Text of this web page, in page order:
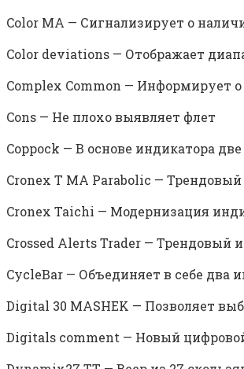
Color MA — Сигнализирует о
Color deviations — Отображает
Complex Common — Информирует
Cons — Не плохо выявляет флет
Coppock — В основе индикатора
Cronex T MA Parabolic —
Cronex Taichi — Модернизация
Crossed Alerts Trader — Трендовый
CycleBar — Объединяет в себе два
Digital 30 MASHEK — Позволяет
Digitals comment — Новый